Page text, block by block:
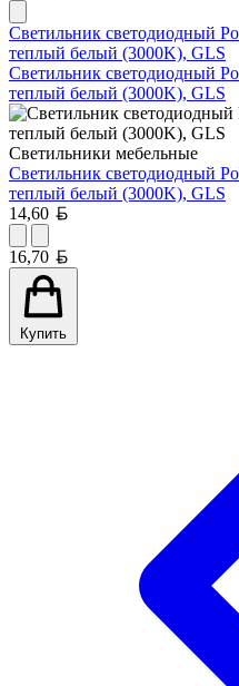
Светильник светодиодный
теплый белый (3000K), GLS
Светильник светодиодный
теплый белый (3000K), GLS
Светильники мебельные
Светильник светодиодный
теплый белый (3000K), GLS
14,60
16,70
Купить